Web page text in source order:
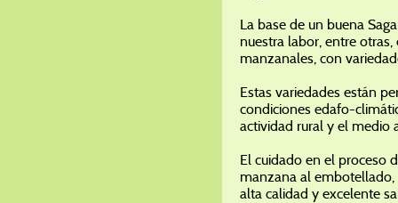
La base de un buena
nuestra labor, entre
manzanales, con
Estas variedades están
condiciones edafo-
actividad rural y el medio
El cuidado en el proceso
manzana al
alta calidad y excelente